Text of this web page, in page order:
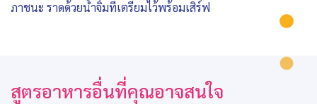
ภาชนะ ราดด้วยน้ำจิ้มที่เตรียมไว้พร้อมเสิร์ฟ
สูตรอาหารอื่นที่คุณอาจสนใจ